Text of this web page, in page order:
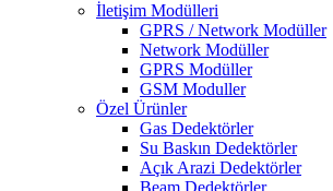
İletişim Modülleri
GPRS / Network Modüller
Network Modüller
GPRS Modüller
GSM Moduller
Özel Ürünler
Gas Dedektörler
Su Baskın Dedektörler
Açık Arazi Dedektörler
Beam Dedektörler